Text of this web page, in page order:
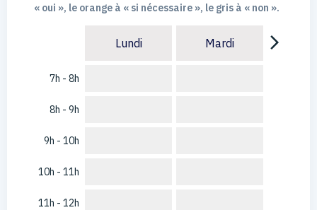
« oui », le orange à « si nécessaire », le gris à « non ».
7h - 8h
8h - 9h
9h - 10h
10h - 11h
11h - 12h
Lundi Mardi arrow_forward_ios